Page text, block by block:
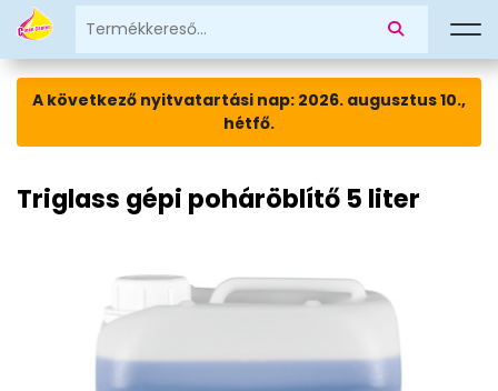
A következő nyitvatartási nap: 2026. augusztus 10.,
hétfő.
Triglass gépi poháröblítő 5 liter